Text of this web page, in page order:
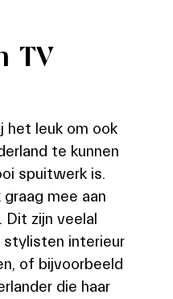
TV
het leuk om ook
te kunnen
spuitwerk is.
mee aan
Dit zijn veelal
stylisten interieur
of bijvoorbeeld
die haar